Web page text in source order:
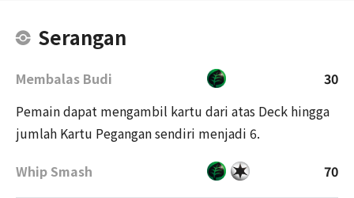
Serangan
Membalas Budi
30
Pemain dapat mengambil kartu dari atas Deck hingga
jumlah Kartu Pegangan sendiri menjadi 6.
Whip Smash
70